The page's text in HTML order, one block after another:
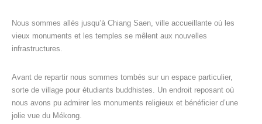
Nous sommes allés jusqu’à Chiang Saen, ville accueillante où les
vieux monuments et les temples se mêlent aux nouvelles
infrastructures.
Avant de repartir nous sommes tombés sur un espace particulier,
sorte de village pour étudiants buddhistes. Un endroit reposant où
nous avons pu admirer les monuments religieux et bénéficier d’une
jolie vue du Mékong.